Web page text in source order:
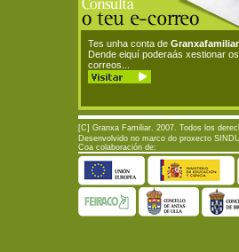
Tes unha conta de Granxafamiliar
Dende eiquí poderaás xestionar
correos...
[C] Granxa Familiar. 2007. Todos los
Desenvolvido no marco do proxecto
Coa colaboración de: